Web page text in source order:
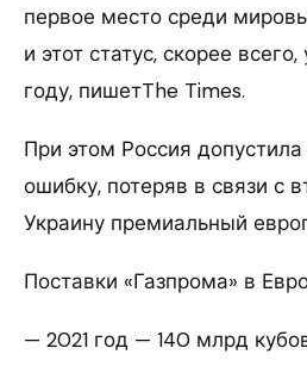
первое место среди
и этот статус, скорее
году, пишетThe Times.
При этом Россия
ошибку, потеряв в связи с
Украину премиальный
Поставки «Газпрома» в
— 2021 год — 140 млрд